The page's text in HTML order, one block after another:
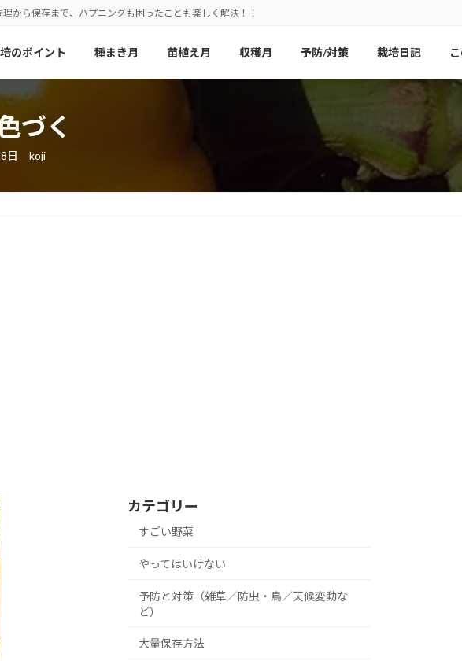
から保存まで、ハプニングも困ったことも楽しく解決！！
のポイント 種まき月 苗植え月 収穫月 予防/対策 栽培日記
づく
日 koji
カテゴリー
すごい野菜
やってはいけない
予防と対策（雑草／防虫・鳥／天候変動な
ど）
大量保存方法